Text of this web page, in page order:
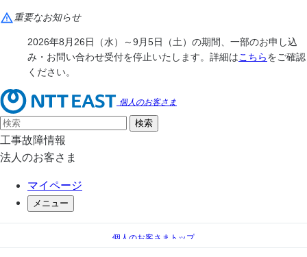
重要なお知らせ
2026年8月26日（水）～9月5日（土）の期間、一部のお申し込
み・お問い合わせ受付を停止いたします。詳細はこちらをご確認
ください。
個人のお客さま
工事故障情報
法人のお客さま
マイページ
メニュー
個人のお客さまトップ
手続き（移転、変更）